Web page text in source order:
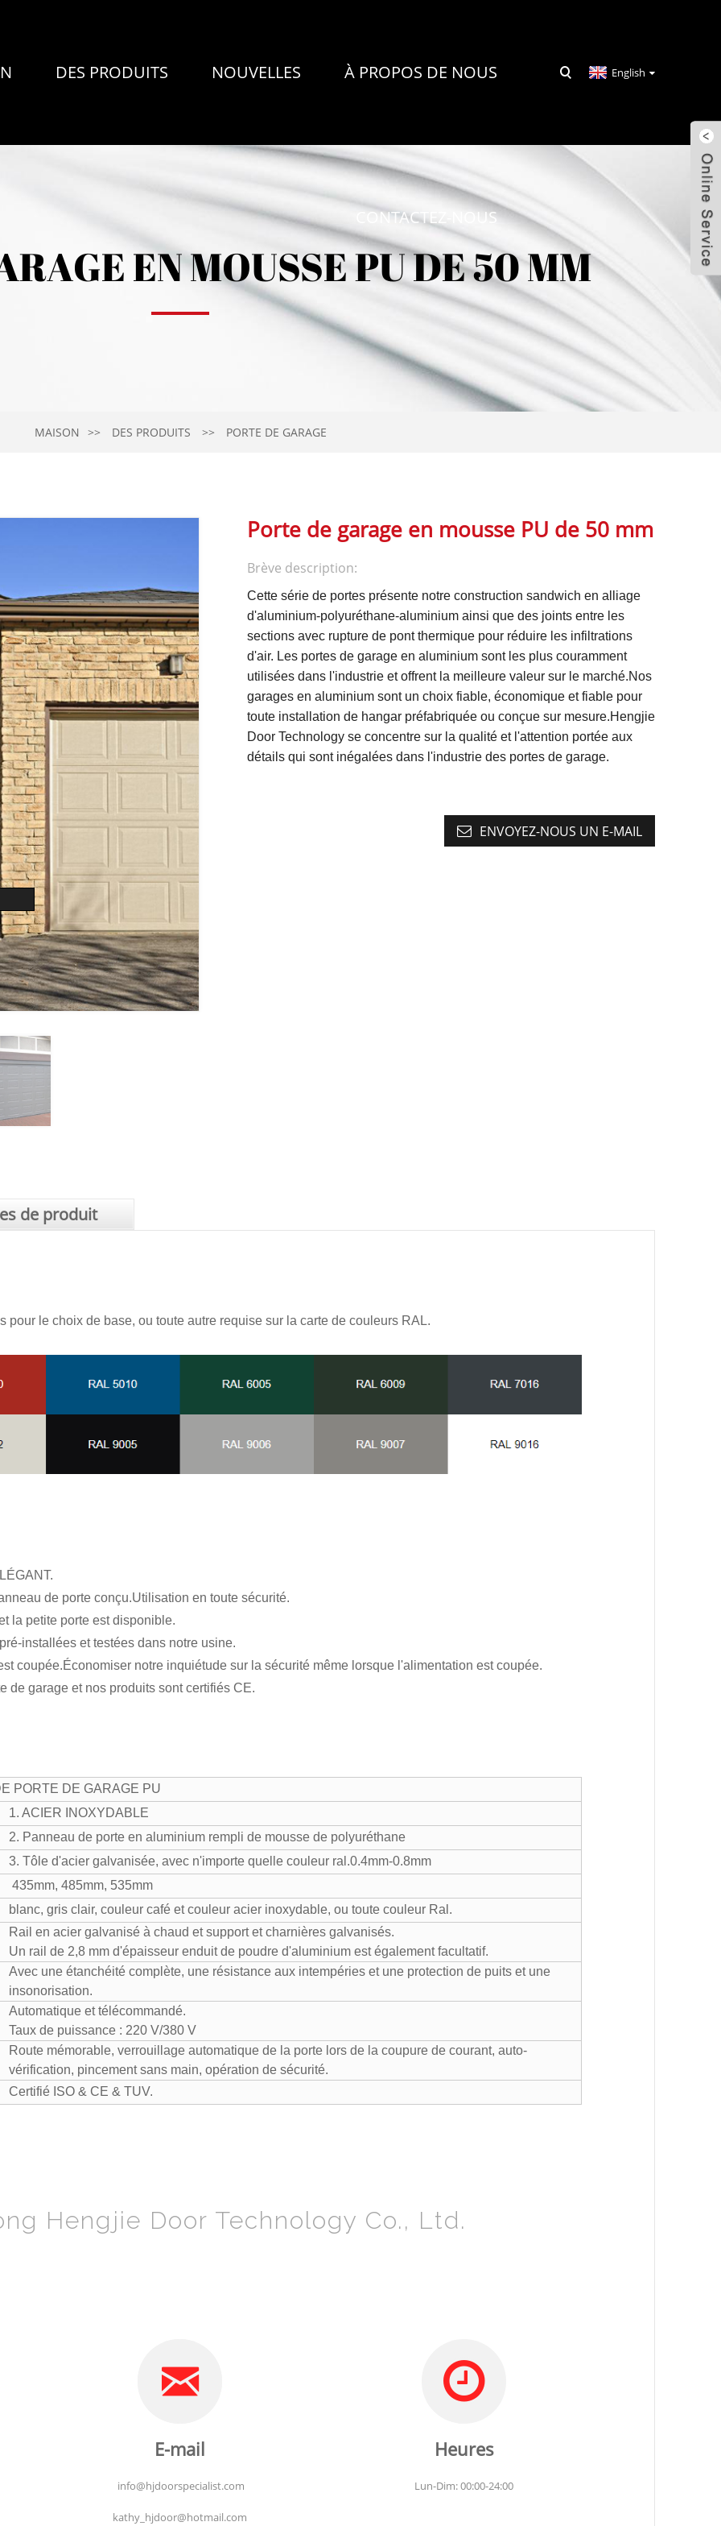
DES PRODUITS NOUVELLES À PROPOS DE NOUS
CONTACTEZ-NOUS
English
EN MOUSSE PU DE 50 MM
MAISON DES PRODUITS PORTE DE GARAGE
Porte de garage en mousse PU de 50 mm
Brève description:
Cette série de portes présente notre construction sandwich en alliage
d'aluminium-polyuréthane-aluminium ainsi que des joints entre les
sections avec rupture de pont thermique pour réduire les infiltrations
d'air. Les portes de garage en aluminium sont les plus couramment
utilisées dans l'industrie et offrent la meilleure valeur sur le marché.Nos
garages en aluminium sont un choix fiable, économique et fiable pour
toute installation de hangar préfabriquée ou conçue sur mesure.Hengjie
Door Technology se concentre sur la qualité et l'attention portée aux
détails qui sont inégalées dans l'industrie des portes de garage.
ENVOYEZ-NOUS UN E-MAIL
de produit
pour le choix de base, ou toute autre requise sur la carte de couleurs RAL.
de porte conçu.Utilisation en toute sécurité.
la petite porte est disponible.
installées et testées dans notre usine.
coupée.Économiser notre inquiétude sur la sécurité même lorsque l'alimentation est coupée.
de garage et nos produits sont certifiés CE.
PORTE DE GARAGE PU
1. ACIER INOXYDABLE
2. Panneau de porte en aluminium rempli de mousse de polyuréthane
3. Tôle d'acier galvanisée, avec n'importe quelle couleur ral.0.4mm-0.8mm
435mm, 485mm, 535mm
blanc, gris clair, couleur café et couleur acier inoxydable, ou toute couleur Ral.
Rail en acier galvanisé à chaud et support et charnières galvanisés.
Un rail de 2,8 mm d'épaisseur enduit de poudre d'aluminium est également facultatif.
Avec une étanchéité complète, une résistance aux intempéries et une protection de puits et une
insonorisation.
Automatique et télécommandé.
Taux de puissance : 220 V/380 V
Route mémorable, verrouillage automatique de la porte lors de la coupure de courant, auto-
vérification, pincement sans main, opération de sécurité.
Certifié ISO & CE & TUV.
Hengjie Door Technology Co., Ltd.
E-mail
info@hjdoorspecialist.com
kathy_hjdoor@hotmail.com
Heures
Lun-Dim: 00:00-24:00